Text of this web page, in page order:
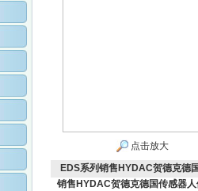
点击放大
EDS系列销售HYDAC贺德克德
销售HYDAC贺德克德国传感器人